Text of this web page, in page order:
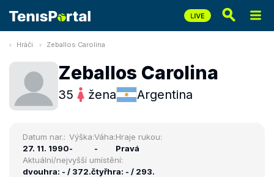
Hráči Zeballos Carolina
Zeballos Carolina
35 žena Argentina
Datum nar.:
27. 11. 1990
Výška:
-
Váha:
-
Hraje rukou:
Pravá
Aktuální/nejvyšší umístění:
dvouhra: - / 372.čtyřhra: - / 293.